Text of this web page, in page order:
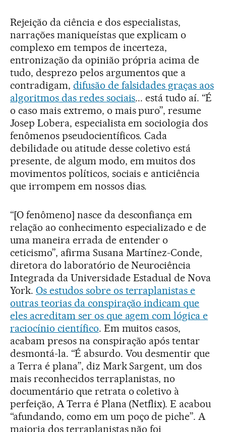
Rejeição da ciência e dos especialistas,
narrações maniqueístas que explicam o
complexo em tempos de incerteza,
entronização da opinião própria acima de
tudo, desprezo pelos argumentos que a
contradigam, difusão de falsidades graças aos
algoritmos das redes sociais... está tudo aí. “É
o caso mais extremo, o mais puro”, resume
Josep Lobera, especialista em sociologia dos
fenômenos pseudocientíficos. Cada
debilidade ou atitude desse coletivo está
presente, de algum modo, em muitos dos
movimentos políticos, sociais e anticiência
que irrompem em nossos dias.
“[O fenômeno] nasce da desconfiança em
relação ao conhecimento especializado e de
uma maneira errada de entender o
ceticismo”, afirma Susana Martínez-Conde,
diretora do laboratório de Neurociência
Integrada da Universidade Estadual de Nova
York. Os estudos sobre os terraplanistas e
outras teorias da conspiração indicam que
eles acreditam ser os que agem com lógica e
raciocínio científico. Em muitos casos,
acabam presos na conspiração após tentar
desmontá-la. “É absurdo. Vou desmentir que
a Terra é plana”, diz Mark Sargent, um dos
mais reconhecidos terraplanistas, no
documentário que retrata o coletivo à
perfeição, A Terra é Plana (Netflix). E acabou
“afundando, como em um poço de piche”. A
maioria dos terraplanistas não foi